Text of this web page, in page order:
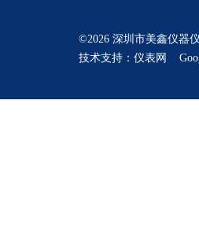
©2026 深圳市美鑫仪器
技术支持： 仪表网